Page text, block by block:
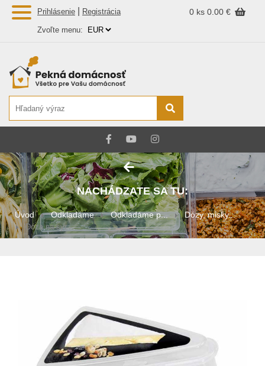
Prihlásenie Registrácia 0 ks 0.00 €
Zvoľte menu:
NACHÁDZATE SA TU:
Úvod Odkladáme Odkladáme p... Dózy, misky...
Dóza na syr...